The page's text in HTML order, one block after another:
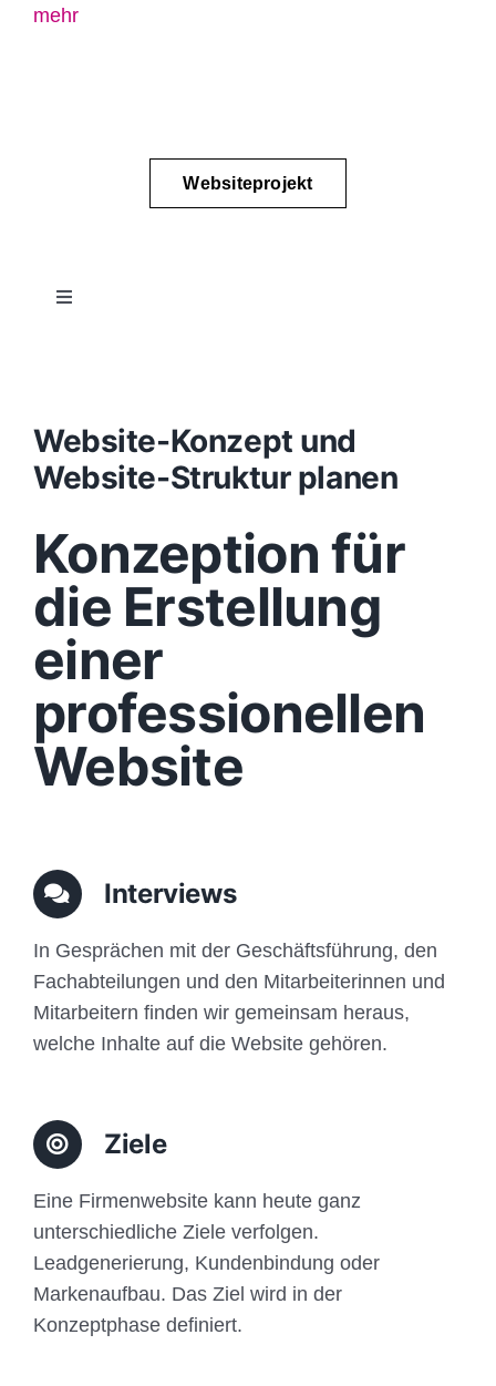
mehr
Websiteprojekt
Toggle
Konzept
Content
Funktionen
Aufbau
Anfrage
Website-Konzept und
Website-Struktur planen
Konzeption für
die Erstellung
einer
professionellen
Website
Interviews
In Gesprächen mit der Geschäftsführung, den
Fachabteilungen und den Mitarbeiterinnen und
Mitarbeitern finden wir gemeinsam heraus,
welche Inhalte auf die Website gehören.
Ziele
Eine Firmenwebsite kann heute ganz
unterschiedliche Ziele verfolgen.
Leadgenerierung, Kundenbindung oder
Markenaufbau. Das Ziel wird in der
Konzeptphase definiert.